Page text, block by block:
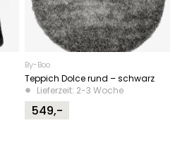
By-Boo
Teppich Dolce rund – schwarz
Lieferzeit: 2-3 Woche
549,-